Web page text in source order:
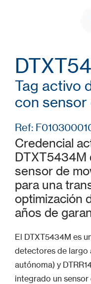
Tag activo
con sensor
Ref:
Credencial
DTXT5434M
sensor de
para una
optimización
años de
El DTXT5434M es
detectores de largo
autónoma) y
integrado un